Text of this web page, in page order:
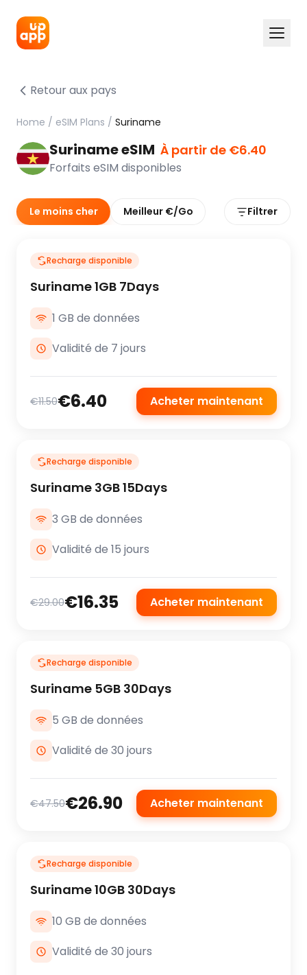
Retour aux pays
Home / eSIM Plans / Suriname
Suriname eSIM À partir de €6.40
Forfaits eSIM disponibles
Le moins cher Meilleur €/Go Filtrer
Recharge disponible
Suriname 1GB 7Days
1 GB de données
Validité de 7 jours
€11.50€6.40 Acheter maintenant
Recharge disponible
Suriname 3GB 15Days
3 GB de données
Validité de 15 jours
€29.00€16.35 Acheter maintenant
Recharge disponible
Suriname 5GB 30Days
5 GB de données
Validité de 30 jours
€47.50€26.90 Acheter maintenant
Recharge disponible
Suriname 10GB 30Days
10 GB de données
Validité de 30 jours